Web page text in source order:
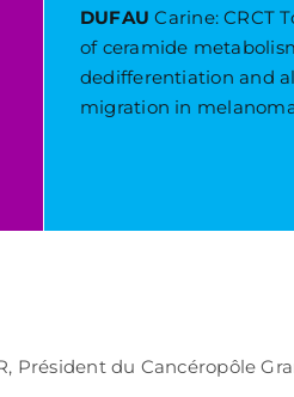
DUFAUCarine: CRCT
of ceramide
dedifferentiation and
migration in
Président du Cancéropôle